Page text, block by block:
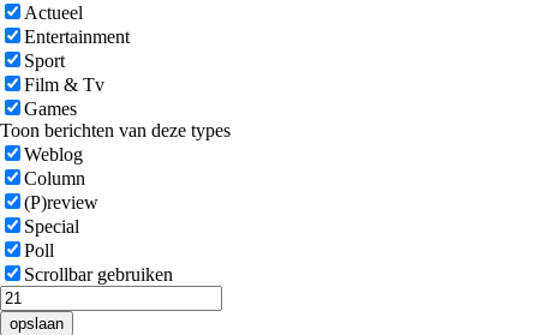
Actueel
Entertainment
Sport
Film & Tv
Games
Toon berichten van deze types
Weblog
Column
(P)review
Special
Poll
Scrollbar gebruiken
opslaan